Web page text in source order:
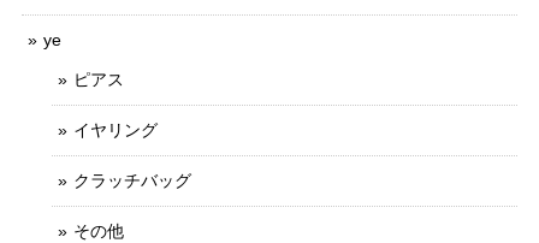
ye
ピアス
イヤリング
クラッチバッグ
その他